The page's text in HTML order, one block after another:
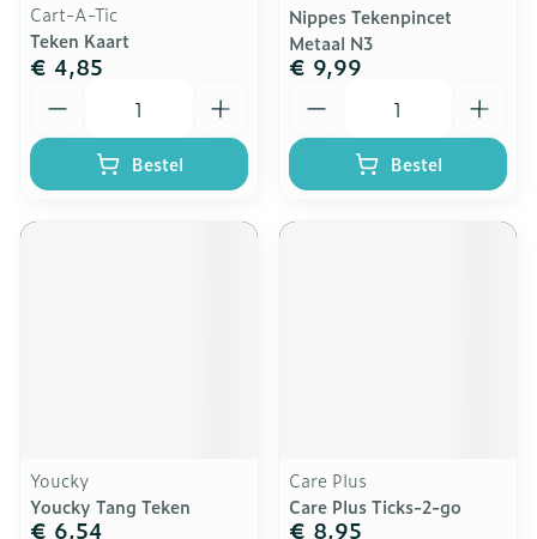
Cart-A-Tic
Teken Kaart
€ 4,85
Bestel
Nippes Tekenpincet
Metaal N3
€ 9,99
Bestel
Youcky
Youcky Tang Teken
€ 6,54
Care Plus
Care Plus Ticks-2-go
€ 8,95